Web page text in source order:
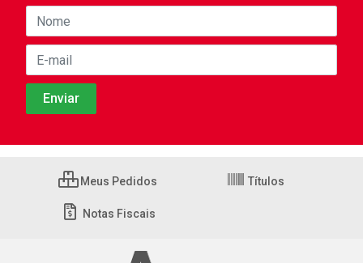
Meus Pedidos Títulos
Notas Fiscais